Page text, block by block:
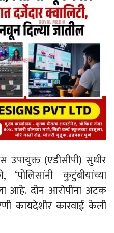
उपायुक्त (एडीसीपी) सुधीर
कुटुंबीयांच्या
आहे. दोन आरोपींना अटक
कायदेशीर कारवाई केली